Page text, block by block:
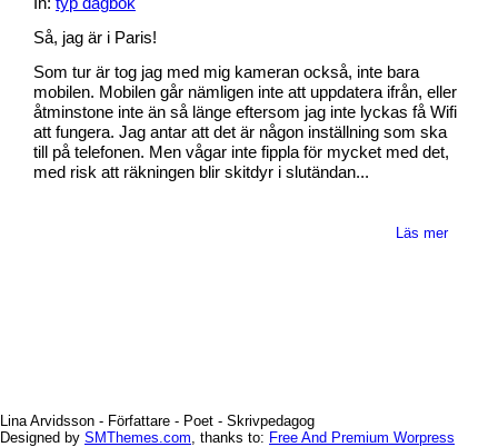
Så, jag är i Paris!
Som tur är tog jag med mig kameran också, inte bara
mobilen. Mobilen går nämligen inte att uppdatera ifrån, eller
åtminstone inte än så länge eftersom jag inte lyckas få Wifi
att fungera. Jag antar att det är någon inställning som ska
till på telefonen. Men vågar inte fippla för mycket med det,
med risk att räkningen blir skitdyr i slutändan...
Läs mer
Lina Arvidsson - Författare - Poet - Skrivpedagog
Designed by SMThemes.com, thanks to: Free And Premium Worpress